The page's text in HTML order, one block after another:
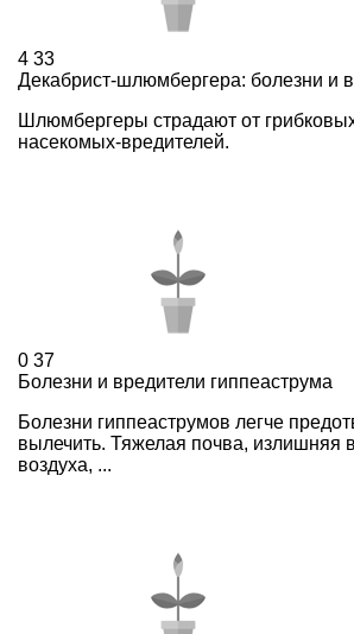
4 33
Декабрист-шлюмбергера: болезни и
Шлюмбергеры страдают от
насекомых-вредителей.
0 37
Болезни и вредители гиппеаструма
Болезни гиппеаструмов легче
вылечить. Тяжелая почва, излишняя
воздуха, ...